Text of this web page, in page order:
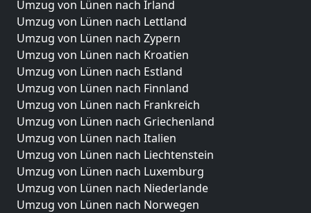
Umzug von Lünen nach Irland
Umzug von Lünen nach Lettland
Umzug von Lünen nach Zypern
Umzug von Lünen nach Kroatien
Umzug von Lünen nach Estland
Umzug von Lünen nach Finnland
Umzug von Lünen nach Frankreich
Umzug von Lünen nach Griechenland
Umzug von Lünen nach Italien
Umzug von Lünen nach Liechtenstein
Umzug von Lünen nach Luxemburg
Umzug von Lünen nach Niederlande
Umzug von Lünen nach Norwegen